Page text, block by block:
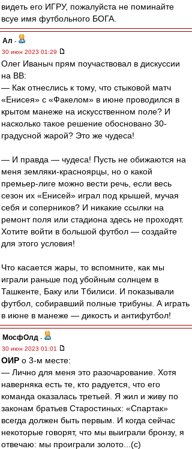
видеть его ИГРУ, пожалуйста не поминайте
всуе имя футбольного БОГА.
Ал -
30 июн 2023 01:29
Олег Иваныч прям поучаствовал в дискуссии
на ВВ:
— Как отнеслись к тому, что стыковой матч
«Енисея» с «Факелом» в июне проводился в
крытом манеже на искусственном поле? И
насколько такое решение обосновано 30-
градусной жарой? Это же чудеса!
— И правда — чудеса! Пусть не обижаются на
меня земляки-красноярцы, но о какой
премьер-лиге можно вести речь, если весь
сезон их «Енисей» играл под крышей, мучая
себя и соперников? И никакие ссылки на
ремонт поля или стадиона здесь не проходят.
Хотите войти в большой футбол — создайте
для этого условия!
Что касается жары, то вспомните, как мы
играли раньше под убойным солнцем в
Ташкенте, Баку или Тбилиси. И показывали
футбол, собиравший полные трибуны. А играть
в июне в манеже — дикость и антифутбол!
МосфОлд -
30 июн 2023 01:01
ОИР о 3-м месте:
— Лично для меня это разочарование. Хотя
наверняка есть те, кто радуется, что его
команда оказалась третьей. Я жил и живу по
законам братьев Старостиных: «Спартак»
всегда должен быть первым. И когда сейчас
некоторые говорят, что мы выиграли бронзу, я
отвечаю: мы проиграли золото...(с)